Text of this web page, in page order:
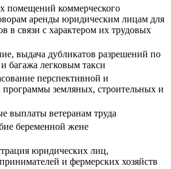
помещений коммерческого
аренды юридическим лицам для
в связи с характером их трудовых
выдача дубликатов разрешений по
багажа легковым такси
перспективной и
программы земляных, строительных и
выплаты ветеранам труда
беременной жене
юридических лиц,
и фермерских хозяйств